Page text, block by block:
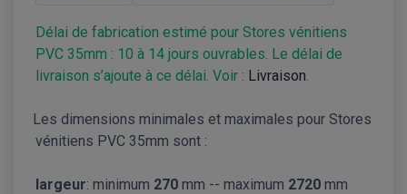
Délai de fabrication estimé pour Stores vénitiens
PVC 35mm : 10 à 14 jours ouvrables. Le délai de
livraison s’ajoute à ce délai. Voir : Livraison.
Les dimensions minimales et maximales pour Stores
vénitiens PVC 35mm sont :
largeur: minimum 270 mm -- maximum 2720 mm